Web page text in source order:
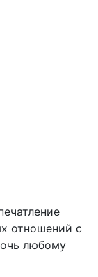
отношений с
любому